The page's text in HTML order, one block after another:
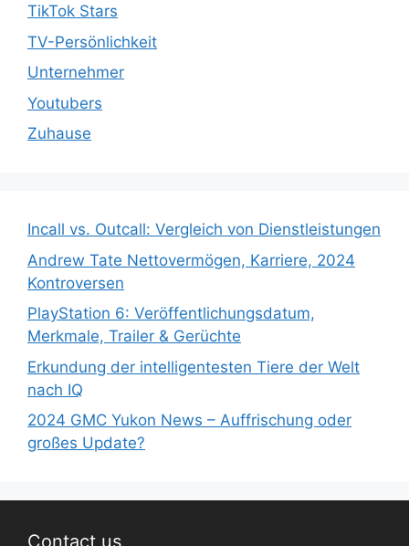
TikTok Stars
TV-Persönlichkeit
Unternehmer
Youtubers
Zuhause
Incall vs. Outcall: Vergleich von Dienstleistungen
Andrew Tate Nettovermögen, Karriere, 2024
Kontroversen
PlayStation 6: Veröffentlichungsdatum,
Merkmale, Trailer & Gerüchte
Erkundung der intelligentesten Tiere der Welt
nach IQ
2024 GMC Yukon News – Auffrischung oder
großes Update?